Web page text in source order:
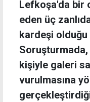
Lefkoşa'da bir
eden üç
kardeşi olduğu
Soruşturmada,
kişiyle galeri
vurulmasına